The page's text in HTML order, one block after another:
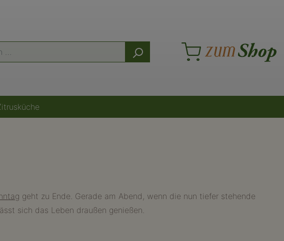
geht zu Ende. Gerade am Abend, wenn die nun tiefer stehende
sich das Leben draußen genießen.